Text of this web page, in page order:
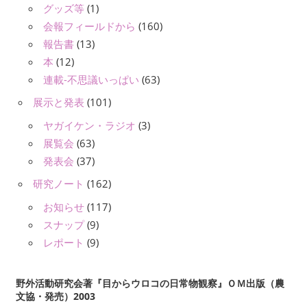
グッズ等 (1)
会報フィールドから (160)
報告書 (13)
本 (12)
連載-不思議いっぱい (63)
展示と発表 (101)
ヤガイケン・ラジオ (3)
展覧会 (63)
発表会 (37)
研究ノート (162)
お知らせ (117)
スナップ(9)
レポート (9)
野外活動研究会著『目からウロコの日常物観察』ＯＭ出版（農
文協・発売）2003